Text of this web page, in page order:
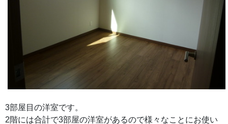
3部屋目の洋室です。
2階には合計で3部屋の洋室があるので様々なことにお使い